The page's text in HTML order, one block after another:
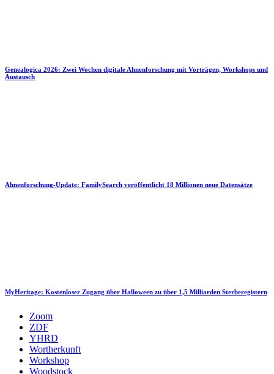
Genealogica 2026: Zwei Wochen digitale Ahnenforschung mit Vorträgen, Workshops und
Austausch
Ahnenforschung-Update: FamilySearch veröffentlicht 18 Millionen neue Datensätze
MyHeritage: Kostenloser Zugang über Halloween zu über 1,5 Milliarden Sterberegistern
Zoom
ZDF
YHRD
Wortherkunft
Workshop
Woodstock